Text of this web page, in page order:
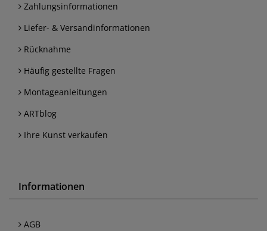
Zahlungsinformationen
Liefer- & Versandinformationen
Rücknahme
Häufig gestellte Fragen
Montageanleitungen
ARTblog
Ihre Kunst verkaufen
Informationen
AGB